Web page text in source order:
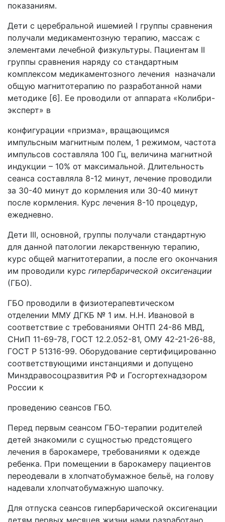
показаниям.
Дети с церебральной ишемией I группы сравнения
получали медикаментозную терапию, массаж с
элементами лечебной физкультуры. Пациентам II
группы сравнения наряду со стандартным
комплексом медикаментозного лечения назначали
общую магнитотерапию по разработанной нами
методике [6]. Ее проводили от аппарата «Колибри-
эксперт» в
конфигурации «призма», вращающимся
импульсным магнитным полем, 1 режимом, частота
импульсов составляла 100 Гц, величина магнитной
индукции – 10% от максимальной. Длительность
сеанса составляла 8-12 минут, лечение проводили
за 30-40 минут до кормления или 30-40 минут
после кормления. Курс лечения 8-10 процедур,
ежедневно.
Дети III, основной, группы получали стандартную
для данной патологии лекарственную терапию,
курс общей магнитотерапии, а после его окончания
им проводили курс гипербарической оксигенации
(ГБО).
ГБО проводили в физиотерапевтическом
отделении ММУ ДГКБ № 1 им. Н.Н. Ивановой в
соответствие с требованиями ОНТП 24-86 МВД,
СНиП 11-69-78, ГОСТ 12.2.052-81, ОМУ 42-21-26-88,
ГОСТ Р 51316-99. Оборудование сертифицированно
соответствующими инстанциями и допущено
Минздравосоцразвития РФ и Госгортехнадзором
России к
проведению сеансов ГБО.
Перед первым сеансом ГБО-терапии родителей
детей знакомили с сущностью предстоящего
лечения в барокамере, требованиями к одежде
ребенка. При помещении в барокамеру пациентов
переодевали в хлопчатобумажное бельё, на голову
надевали хлопчатобумажную шапочку.
Для отпуска сеансов гипербарической оксигенации
детям первых месяцев жизни нами разработано